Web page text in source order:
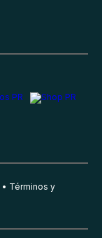
Términos y